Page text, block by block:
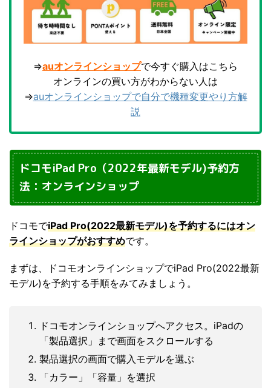
⇒auオンラインショップで今すぐ購入はこちら
オンラインの買い方がわからない人は
⇒auオンラインショップで自分で機種変更やり方解
説
ドコモiPad Pro（2022年最新モデル)予約方
法：オンラインショップ
ドコモでiPad Pro(2022最新モデル)を予約するにはオン
ラインショップがおすすめです。
まずは、ドコモオンラインショップでiPad Pro(2022最新
モデル)を予約する手順をみてみましょう。
ドコモオンラインショップへアクセス。iPadの
「製品選択」まで画面をスクロールする
製品選択の画面で購入モデルを選ぶ
「カラー」「容量」を選択